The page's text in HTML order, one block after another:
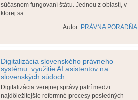
súčasnom fungovaní štátu. Jednou z oblastí, v
ktorej sa…
Autor: PRÁVNA PORADŇA
Digitalizácia slovenského právneho
systému: využitie AI asistentov na
slovenských súdoch
Digitalizácia verejnej správy patrí medzi
najdôležitejšie reformné procesy posledných